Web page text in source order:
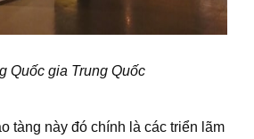
Quốc gia Trung Quốc
tàng này đó chính là các triển lãm